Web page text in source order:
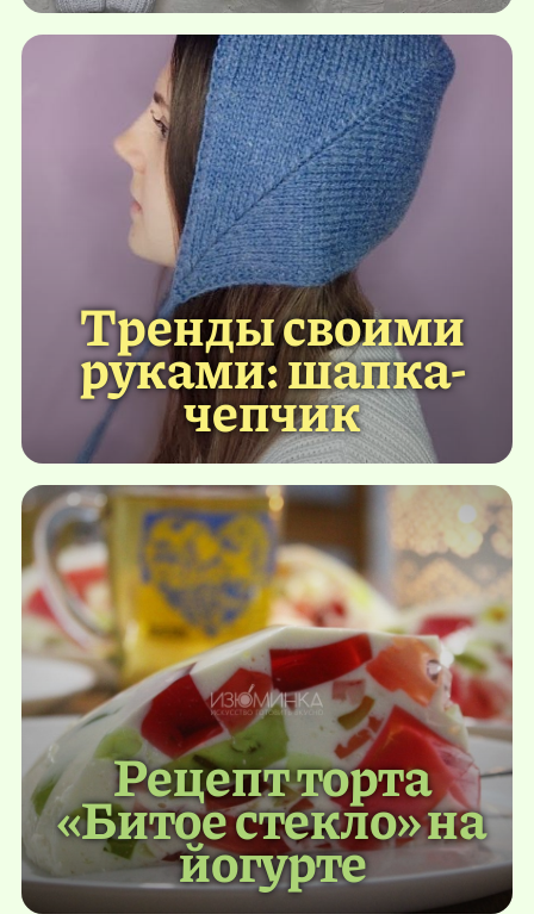
Тренды своими
руками: шапка-
чепчик
Рецепт торта
«Битое стекло» на
йогурте